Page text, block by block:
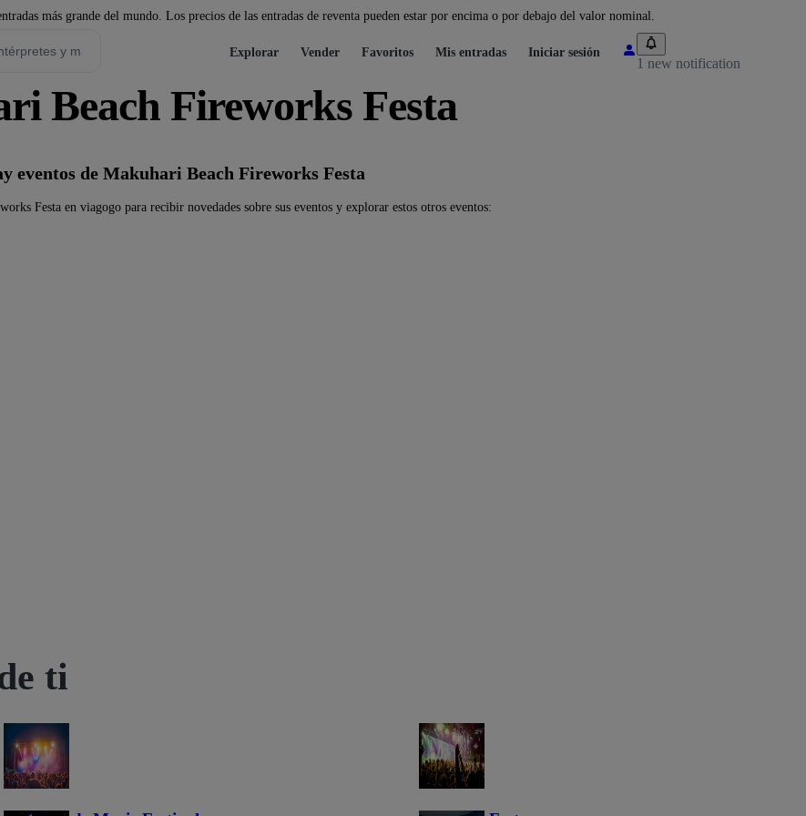
más grande del mundo. Los precios de las entradas de reventa pueden estar por encima o por debajo del valor nominal.
Explorar Vender Favoritos Mis entradas Iniciar sesión
1 new notification
Beach Fireworks Festa
eventos de Makuhari Beach Fireworks Festa
Festa en viagogo para recibir novedades sobre sus eventos y explorar estos otros eventos:
ti